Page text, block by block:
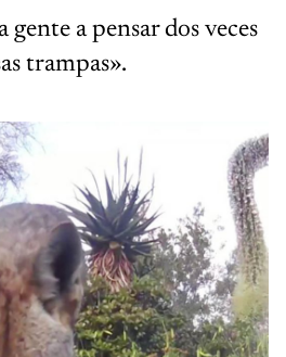
gente a pensar dos veces
trampas».